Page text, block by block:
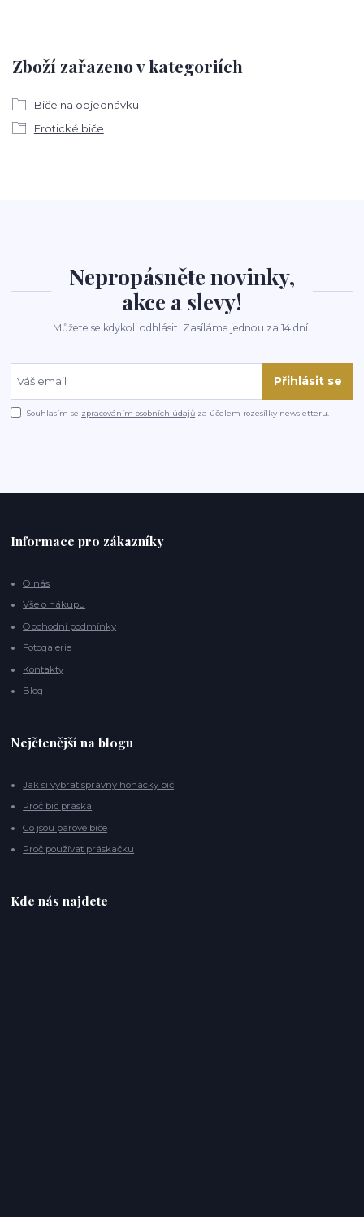
Zboží zařazeno v kategoriích
Biče na objednávku
Erotické biče
Nepropásněte novinky,
akce a slevy!
Můžete se kdykoli odhlásit. Zasíláme jednou za 14 dní.
Přihlásit se
Souhlasím se zpracováním osobních údajů za účelem rozesílky newsletteru.
Informace pro zákazníky
O nás
Vše o nákupu
Obchodní podmínky
Fotogalerie
Kontakty
Blog
Nejčtenější na blogu
Jak si vybrat správný honácký bič
Proč bič práská
Co jsou párové biče
Proč používat práskačku
Kde nás najdete